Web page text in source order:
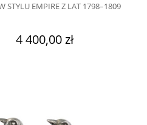
STYLU EMPIRE Z LAT 1798–1809
4 400,00 zł